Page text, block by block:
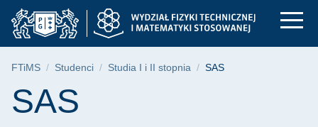
Przejdź
do
menu
Przejdź
do
wyszukiwarki
Przejdź
do
treści
SAS | FTiMS -
Ścieżka nawigacyjna
FTiMS Studenci Studia I i II stopnia SAS
Treść strony
SAS